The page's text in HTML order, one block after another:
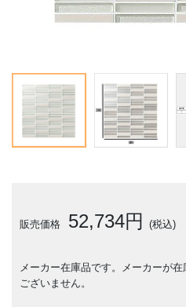
販売価格 52,734円 (税込)
メーカー在庫品です。メーカーが
ございません。